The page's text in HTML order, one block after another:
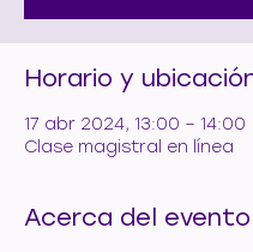
Horario y
17 abr 2024, 13:00 – 14:00
Clase magistral en línea
Acerca del evento